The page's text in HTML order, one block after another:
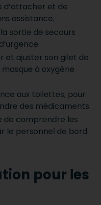
d’attacher et de
assistance.
sortie de secours
et ajuster son gilet de
à oxygène
aux toilettes, pour
des médicaments.
de comprendre les
le personnel de bord.
pour les